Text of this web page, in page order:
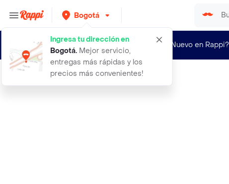
Bogotá
Ingresa tu dirección en
Bogotá. Mejor servicio,
entregas más rápidas y los
precios más convenientes!
¿Nuevo en Rappi?
abrigo batin negro talla m mujer ma